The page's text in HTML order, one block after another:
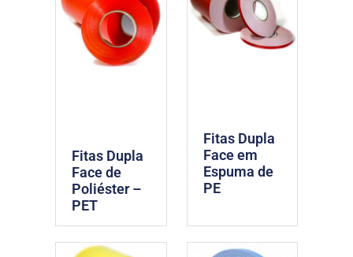
Fitas Dupla
Face de
Poliéster –
PET
Fitas Dupla
Face em
Espuma de
PE